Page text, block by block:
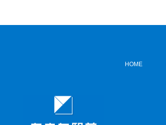
HOME